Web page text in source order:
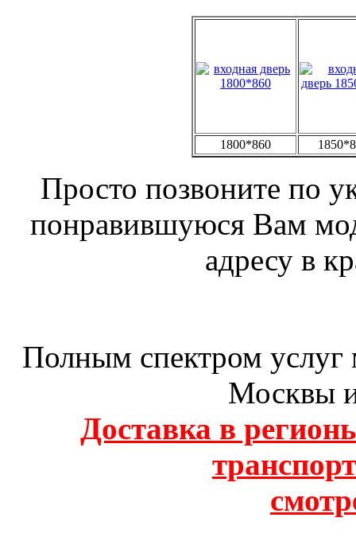
1800*860
Просто позвоните по
понравившуюся Вам
адресу в
Полным спектром услуг
Москвы
Доставка в